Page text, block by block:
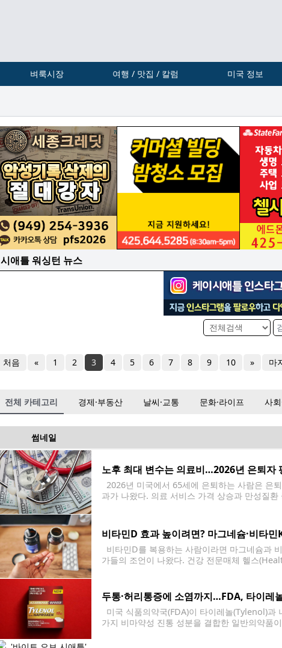
벼룩시장 여행 / 맛집 / 칼럼 미국 정보
시애틀 워싱턴 뉴스
처음 « 1 2 3 4 5 6 7 8 9 10 » 마
전체 카테고리 경제·부동산 날씨·교통 문화·라이프 사
썸네일
노후 최대 변수는 의료비…2026년 은퇴자
2026년 미국에서 65세에 은퇴하는 사람은 은
과가 나왔다. 의료 서비스 가격 상승과 만성질
비타민D 효과 높이려면? 마그네슘·비타
비타민D를 복용하는 사람이라면 마그네슘과
가들의 조언이 나왔다. 건강 전문매체 헬스
두통·허리통증에 소염까지…FDA, 타이레
미국 식품의약국(FDA)이 타이레놀(Tylenol)과
가지 비마약성 진통 성분을 결합한 일반의약품